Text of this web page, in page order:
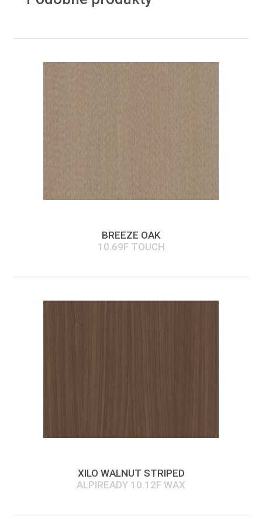
BREEZE OAK
10.69F TOUCH
XILO WALNUT STRIPED
ALPIREADY 10.12F WAX